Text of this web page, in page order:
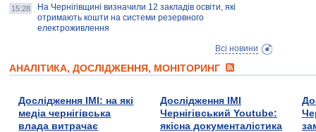
15:28
На Чернігівщині визначили 12 закладів освіти, які
отримають кошти на системи резервного
електроживлення
Всі новини
АНАЛІТИКА, ДОСЛІДЖЕННЯ, МОНІТОРИНГ
Дослідження ІМІ: на які
медіа чернігівська
влада витрачає
Дослідження ІМІ
Чернігівський Youtube:
якісна документалістика